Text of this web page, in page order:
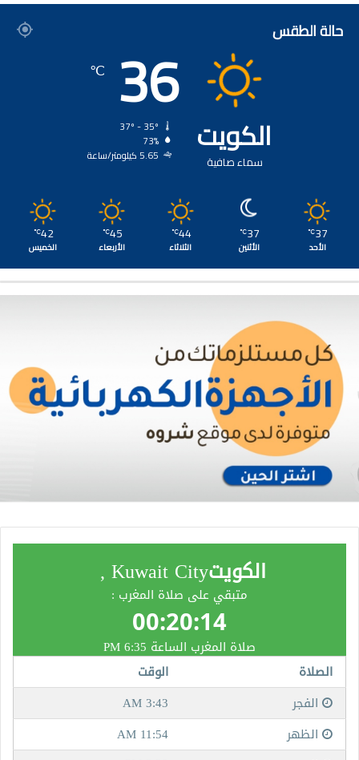
حالة الطقس
الكويت
سماء صافية
36
℃
73%
5.65 كيلومتر/ساعة
37
℃
الأحد
37
℃
الأثنين
44
℃
الثلاثاء
45
℃
الأربعاء
42
℃
الخميس